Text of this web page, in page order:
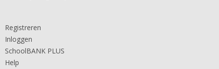
Registreren
Inloggen
SchoolBANK PLUS
Help